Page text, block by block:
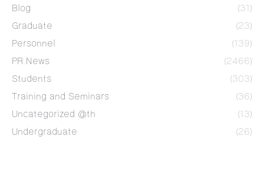
Blog
(31)
Graduate
(23)
Personnel
(139)
PR News
(2466)
Students
(303)
Training and Seminars
(36)
Uncategorized @th
(13)
Undergraduate
(26)